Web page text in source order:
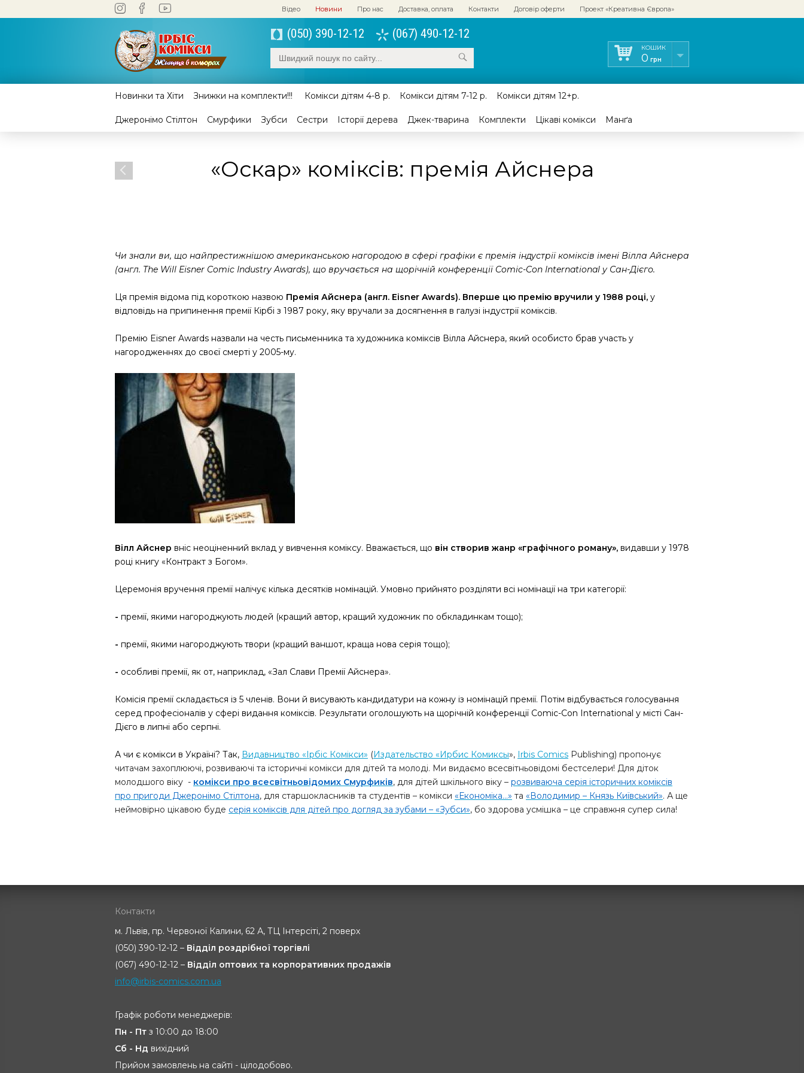
Відео Новини Про нас Доставка, оплата Контакти Договір оферти Проект «Креативна Європа»
(050) 390-12-12 (067) 490-12-12
Новинки та Хіти Знижки на комплекти!!! Комікси дітям 4-8 р. Комікси дітям 7-12 р. Комікси дітям 12+р.
Джеронімо Стілтон Смурфики Зубси Сестри Історії дерева Джек-тварина Комплекти Цікаві комікси Манґа
«Оскар» коміксів: премія Айснера
Чи знали ви, що найпрестижнішою американською нагородою в сфері графіки є премія індустрії коміксів імені Вілла Айснера
(англ. The Will Eisner Comic Industry Awards), що вручається на щорічній конференції Comic-Con International у Сан-Дієго.
Ця премія відома під короткою назвою Премія Айснера (англ. Eisner Awards). Вперше цю премію вручили у 1988 році, у
відповідь на припинення премії Кірбі з 1987 року, яку вручали за досягнення в галузі індустрії коміксів.
Премію Eisner Awards назвали на честь письменника та художника коміксів Вілла Айснера, який особисто брав участь у
нагородженнях до своєї смерті у 2005-му.
Вілл Айснер вніс неоціненний вклад у вивчення коміксу. Вважається, що він створив жанр «графічного роману», видавши у 1978
році книгу «Контракт з Богом».
Церемонія вручення премії налічує кілька десятків номінацій. Умовно прийнято розділяти всі номінації на три категорії:
- премії, якими нагороджують людей (кращий автор, кращий художник по обкладинкам тощо);
- премії, якими нагороджують твори (кращий ваншот, краща нова серія тощо);
- особливі премії, як от, наприклад, «Зал Слави Премії Айснера».
Комісія премії складається із 5 членів. Вони й висувають кандидатури на кожну із номінацій премії. Потім відбувається голосування
серед професіоналів у сфері видання коміксів. Результати оголошують на щорічній конференції Comic-Con International у місті Сан-
Дієго в липні або серпні.
А чи є комікси в Україні? Так, Видавництво «Ірбіс Комікси» (Издательство «Ирбис Комиксы», Irbis Comics Publishing) пропонує
читачам захоплюючі, розвиваючі та історичні комікси для дітей та молоді. Ми видаємо всесвітньовідомі бестселери! Для діток
молодшого віку - комікси про всесвітньовідомих Смурфиків, для дітей шкільного віку – розвиваюча серія історичних коміксів
про пригоди Джеронімо Стілтона, для старшокласників та студентів – комікси «Економіка...» та «Володимир – Князь Київський». А ще
неймовірно цікавою буде серія коміксів для дітей про догляд за зубами – «Зубси», бо здорова усмішка – це справжня супер сила!
КОШИК
0 грн
Контакти
м. Львів, пр. Червоної Калини, 62 А, ТЦ Інтерсіті, 2 поверх
(050) 390-12-12 – Відділ роздрібної торгівлі
(067) 490-12-12 – Відділ оптових та корпоративних продажів
info@irbis-comics.com.ua
Графік роботи менеджерів:
Пн - Пт з 10:00 до 18:00
Сб - Нд вихідний
Прийом замовлень на сайті - цілодобово.